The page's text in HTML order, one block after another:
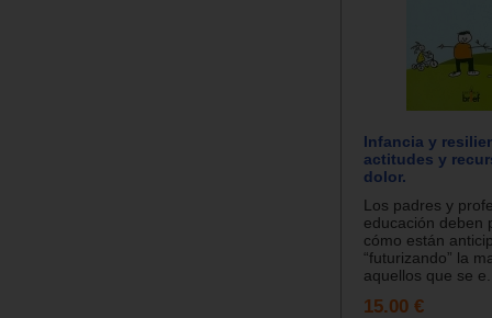
Infancia y
actitudes y
dolor.
Los padres y
educación deben
cómo están
“futurizando” la
aquellos que se
15.00 €